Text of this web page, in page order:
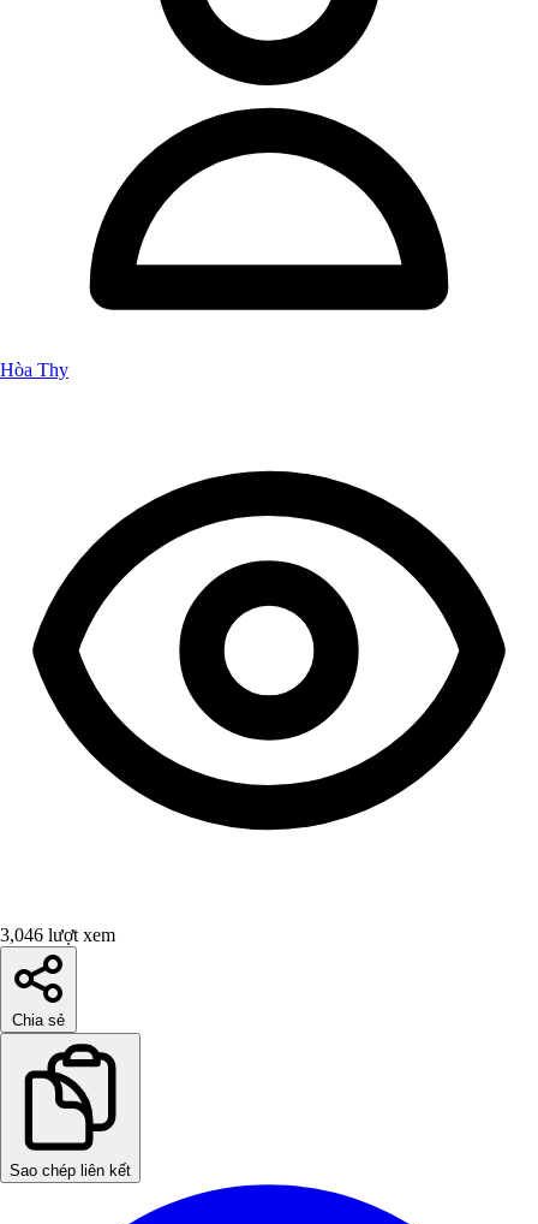
Hòa Thy
3,046 lượt xem
Chia sẻ
Sao chép liên kết